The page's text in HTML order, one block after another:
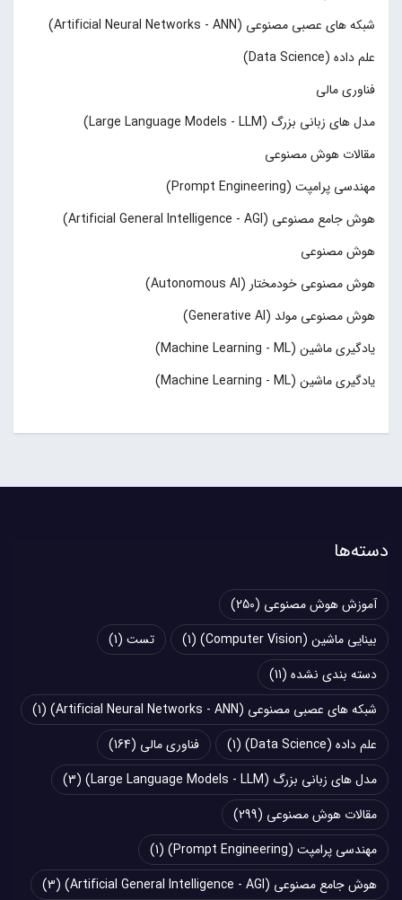
شبکه های عصبی مصنوعی (Artificial Neural Networks - ANN)
علم داده (Data Science)
فناوری مالی
مدل های زبانی بزرگ (Large Language Models - LLM)
مقالات هوش مصنوعی
مهندسی پرامپت (Prompt Engineering)
هوش جامع مصنوعی (Artificial General Intelligence - AGI)
هوش مصنوعی
هوش مصنوعی خودمختار (Autonomous AI)
هوش مصنوعی مولد (Generative AI)
یادگیری ماشین (Machine Learning - ML)
یادگیری ماشین (Machine Learning - ML)
دسته‌ها
آموزش هوش مصنوعی (250)
بینایی ماشین (Computer Vision)
(1) تست (1)
دسته بندی نشده (11)
شبکه های عصبی مصنوعی (Artificial Neural Networks - ANN)
(1)
علم داده (Data Science)
(1) فناوری مالی (164)
مدل های زبانی بزرگ (Large Language Models - LLM)
(3)
مقالات هوش مصنوعی (299)
مهندسی پرامپت (Prompt Engineering)
(1)
هوش جامع مصنوعی (Artificial General Intelligence - AGI)
(3)